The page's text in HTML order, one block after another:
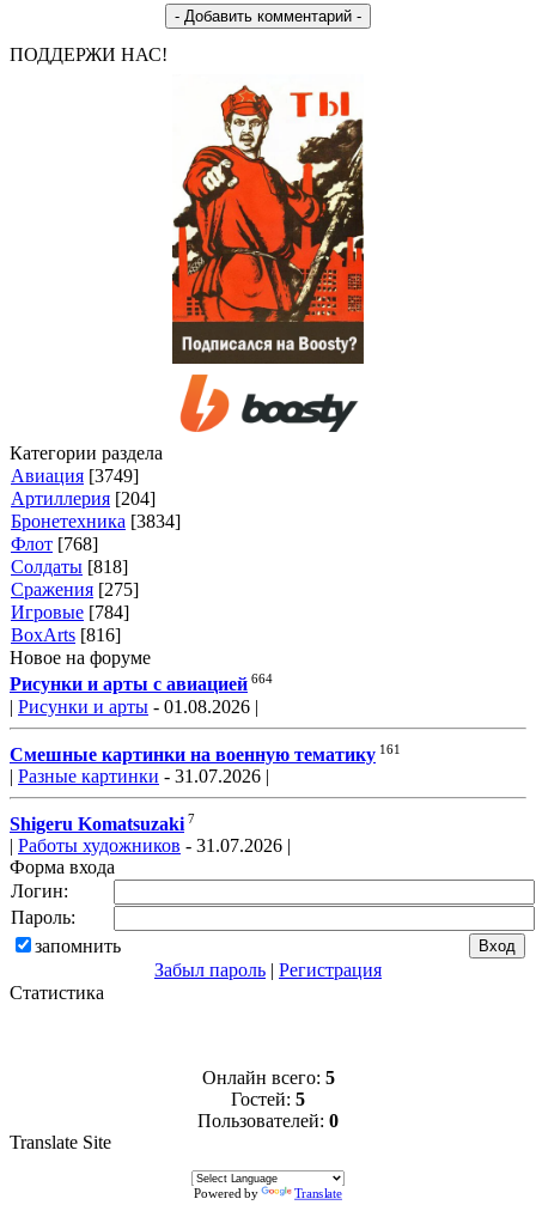
ПОДДЕРЖИ НАС!
Категории раздела
Авиация [3749]
Артиллерия [204]
Бронетехника [3834]
Флот [768]
Солдаты [818]
Сражения [275]
Игровые [784]
BoxArts [816]
Новое на форуме
Рисунки и арты с авиацией 664
| Рисунки и арты - 01.08.2026 |
Смешные картинки на военную тематику 161
| Разные картинки - 31.07.2026 |
Shigeru Komatsuzaki 7
Работы художников - 31.07.2026 |
Форма входа
Логин:
Пароль:
запомнить
Забыл пароль
Регистрация
Статистика
Онлайн всего: 5
Гостей: 5
Пользователей: 0
Translate Site
Powered by Translate